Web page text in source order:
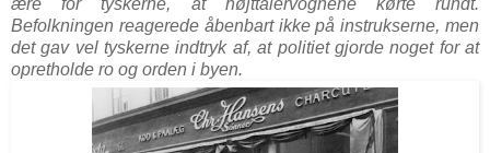
ære for tyskerne, at højttalervognene kørte rundt.
Befolkningen reagerede åbenbart ikke på instrukserne, men
det gav vel tyskerne indtryk af, at politiet gjorde noget for at
opretholde ro og orden i byen.